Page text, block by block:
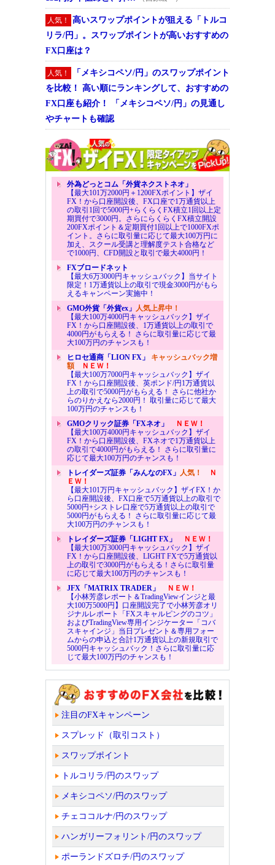
人気！
高いスワップポイントが狙える「トルコ
リラ/円」。スワップポイントが高いおすすめの
FX口座は？
人気！
「メキシコペソ/円」のスワップポイント
を比較！ 高い順にランキングして、おすすめの
FX口座も紹介！ 「メキシコペソ/円」の見通し
やチャートも確認
外為どっとコム「外貨ネクストネオ」
【最大101万2000円＋1200FXポイント】ザイ
FX！から口座開設後、FX口座で1万通貨以上
の取引1回で5000円+らくらくFX積立1回以上定
期買付で3000円。さらにらくらくFX積立開設
200FXポイント＆定期買付1回以上で1000FXポ
イント。さらに取引量に応じて最大100万円に
加え、スクール受講と理解度テスト合格など
で1000円、CFD開設と取引で最大4000円！
FXブロードネット
【最大6万3000円キャッシュバック】当サイト
限定！1万通貨以上の取引で現金3000円がもら
えるキャンペーン実施中！
GMO外貨「外貨ex」 人気上昇中！
【最大100万4000円キャッシュバック】ザイ
FX！から口座開設後、1万通貨以上の取引で
4000円がもらえる！ さらに取引量に応じて最
大100万円のチャンスも！
ヒロセ通商「LION FX」 キャッシュバック増
額ＮＥＷ！
【最大100万7000円キャッシュバック】ザイ
FX！から口座開設後、英ポンド/円1万通貨以
上の取引で5000円がもらえる！ さらに他社か
らのりかえなら2000円！ 取引量に応じて最大
100万円のチャンスも！
GMOクリック証券「FXネオ」
ＮＥＷ！
【最大100万4000円キャッシュバック】ザイ
FX！から口座開設後、FXネオで1万通貨以上
の取引で4000円がもらえる！ さらに取引量に
応じて最大100万円のチャンスも！
トレイダーズ証券「みんなのFX」 人気！
Ｎ
ＥＷ！
【最大101万円キャッシュバック】ザイFX！か
ら口座開設後、FX口座で5万通貨以上の取引で
5000円+シストレ口座で5万通貨以上の取引で
5000円がもらえる！ さらに取引量に応じて最
大100万円のチャンスも！
トレイダーズ証券「LIGHT FX」
ＮＥＷ！
【最大100万3000円キャッシュバック】ザイ
FX！から口座開設後、LIGHT FXで5万通貨以
上の取引で3000円がもらえる！さらに取引量
に応じて最大100万円のチャンスも！
JFX「MATRIX TRADER」
ＮＥＷ！
【小林芳彦レポート＆TradingViewインジと最
大100万5000円】口座開設完了で小林芳彦オリ
ジナルレポート「FXスキャルピングのコツ」
およびTradingView専用インジケーター「コバ
スキャインジ」当日プレゼント＆専用フォー
ムからの申込と合計1万通貨以上の新規取引で
5000円キャッシュバック！さらに取引量に応
じて最大100万円のチャンスも！
注目のFXキャンペーン
スプレッド（取引コスト）
スワップポイント
トルコリラ/円のスワップ
メキシコペソ/円のスワップ
チェココルナ/円のスワップ
ハンガリーフォリント/円のスワップ
ポーランドズロチ/円のスワップ